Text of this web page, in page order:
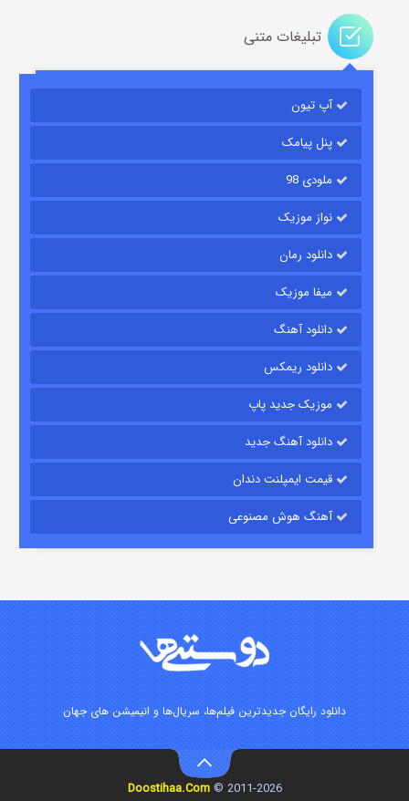
باب اسفنجی فصل ۱۷
قسمت۶ (زیرنویس) منتشر شد
قسمت۱۵ (دوبله) منتشر شد
زیرزمین
این دریا طغیان خواهد کرد
تبلیغات متنی
آپ تیون
پنل پیامک
ملودی 98
نواز موزیک
دانلود رمان
میفا موزیک
دانلود آهنگ
دانلود ریمکس
موزیک جدید پاپ
دانلود آهنگ جدید
قیمت ایمپلنت دندان
آهنگ هوش مصنوعی
دانلود رایگان جدیدترین فیلم‌ها، سریال‌ها و انیمیشن های جهان
2011-2026 ©
Doostihaa.Com